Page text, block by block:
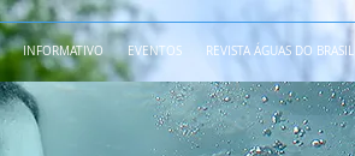
INFORMATIVO EVENTOS REVISTA ÁGUAS DO BRASIL